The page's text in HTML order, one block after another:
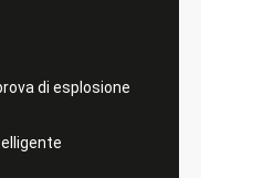
di esplosione